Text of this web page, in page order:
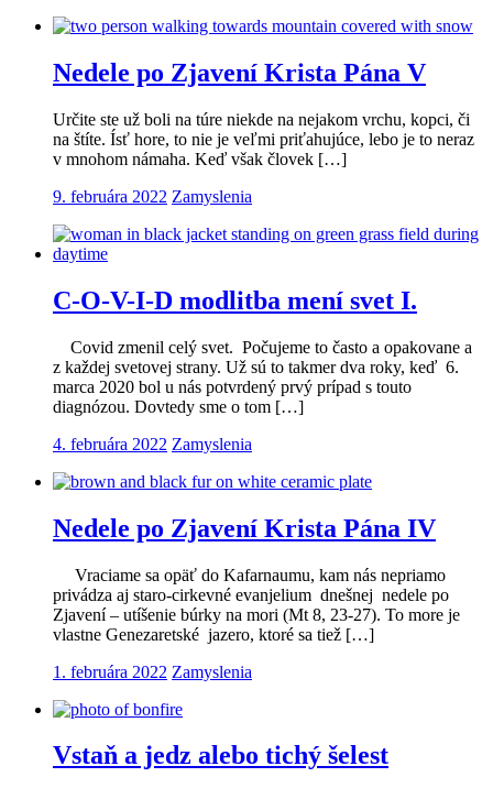
Nedele po Zjavení Krista Pána V
Určite ste už boli na túre niekde na nejakom vrchu, kopci, či
na štíte. Ísť hore, to nie je veľmi priťahujúce, lebo je to neraz
v mnohom námaha. Keď však človek […]
9. februára 2022 Zamyslenia
C-O-V-I-D modlitba mení svet I.
Covid zmenil celý svet. Počujeme to často a opakovane a
z každej svetovej strany. Už sú to takmer dva roky, keď 6.
marca 2020 bol u nás potvrdený prvý prípad s touto
diagnózou. Dovtedy sme o tom […]
4. februára 2022 Zamyslenia
Nedele po Zjavení Krista Pána IV
Vraciame sa opäť do Kafarnaumu, kam nás nepriamo
privádza aj staro-cirkevné evanjelium dnešnej nedele po
Zjavení – utíšenie búrky na mori (Mt 8, 23-27). To more je
vlastne Genezaretské jazero, ktoré sa tiež […]
1. februára 2022 Zamyslenia
Vstaň a jedz alebo tichý šelest